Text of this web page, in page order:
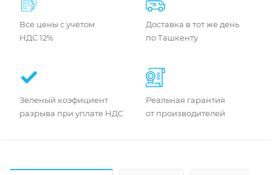
Все цены с учетом
НДС 12%
Доставка в тот же день
по Ташкенту
Зеленый коэфициент
разрыва при уплате НДС
Реальная гарантия
от производителей